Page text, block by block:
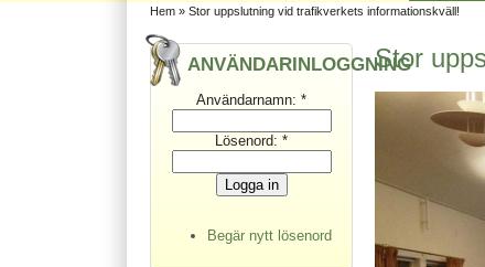
Hem » Stor uppslutning vid trafikverkets informationskväll!
Stor
ANVÄNDARINLOGGNING
Användarnamn:*
Lösenord:*
Begär nytt lösenord